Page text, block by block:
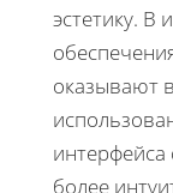
эстетику. В
оказывают
более